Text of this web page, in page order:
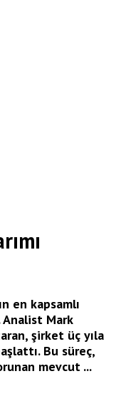
en kapsamlı
Analist Mark
şirket üç yıla
Bu süreç,
mevcut ...